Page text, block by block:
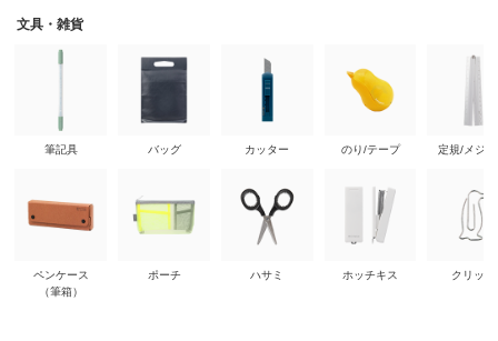
文具・雑貨
筆記具
ペンケース
（筆箱）
バッグ
ポーチ
カッター
ハサミ
のり/テープ
ホッチキス
定規/メジ
クリップ